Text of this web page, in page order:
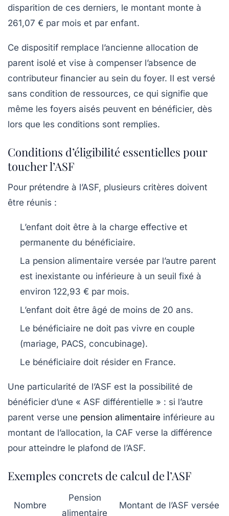
disparition de ces derniers, le montant monte à
261,07 € par mois et par enfant.
Ce dispositif remplace l’ancienne allocation de
parent isolé et vise à compenser l’absence de
contributeur financier au sein du foyer. Il est versé
sans condition de ressources, ce qui signifie que
même les foyers aisés peuvent en bénéficier, dès
lors que les conditions sont remplies.
Conditions d’éligibilité essentielles pour
toucher l’ASF
Pour prétendre à l’ASF, plusieurs critères doivent
être réunis :
L’enfant doit être à la charge effective et
permanente du bénéficiaire.
La pension alimentaire versée par l’autre parent
est inexistante ou inférieure à un seuil fixé à
environ 122,93 € par mois.
L’enfant doit être âgé de moins de 20 ans.
Le bénéficiaire ne doit pas vivre en couple
(mariage, PACS, concubinage).
Le bénéficiaire doit résider en France.
Une particularité de l’ASF est la possibilité de
bénéficier d’une « ASF différentielle » : si l’autre
parent verse une pension alimentaire inférieure au
montant de l’allocation, la CAF verse la différence
pour atteindre le plafond de l’ASF.
Exemples concrets de calcul de l’ASF
Nombre
Pension
alimentaire
Montant de l’ASF versée